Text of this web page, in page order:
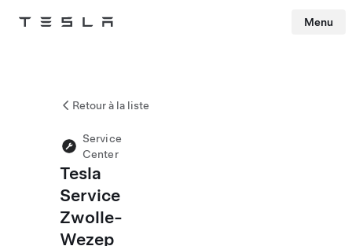
Tesla Menu
Retour à la liste
Service
Center
Tesla
Service
Zwolle-
Wezep